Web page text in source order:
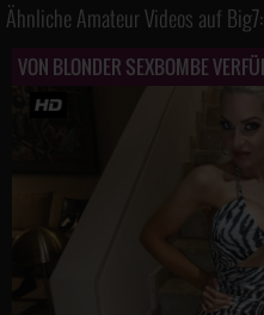
Ähnliche Amateur Videos auf Big7: